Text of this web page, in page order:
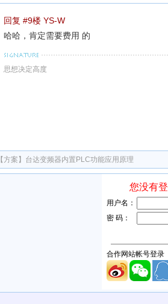
回复 #9楼 YS-W
哈哈，肯定需要费用 的
思想决定高度
【方案】 台达变频器内置PLC功能应用原理